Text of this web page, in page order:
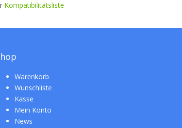
Kompatibilitätsliste
Warenkorb
Wunschliste
Kasse
Mein Konto
News